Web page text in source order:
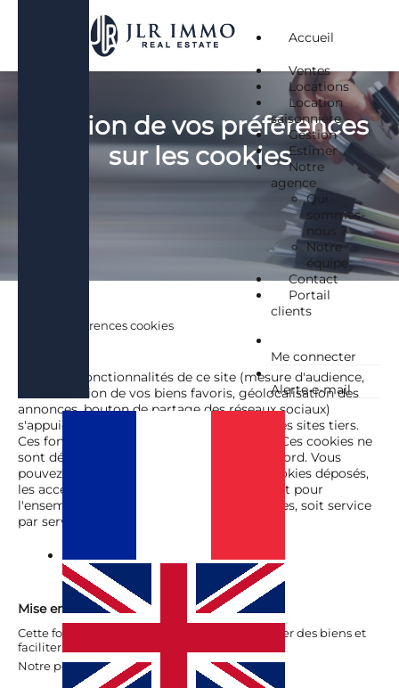
Accueil
Ventes
Locations
Location
saisonnière
Gestion
Estimer
Notre
agence
Qui
sommes-
nous ?
Notre
équipe
Contact
Portail
clients
Me connecter
Alerte e-mail
Gestion de vos préférences
sur les cookies
Préférences cookies
Certaines fonctionnalités de ce site (mesure d'audience,
mémorisation de vos biens favoris, géolocalisation des
annonces, bouton de partage des réseaux sociaux)
s'appuient sur des services proposés par des sites tiers.
Ces fonctionnalités déposent des cookies. Ces cookies ne
sont déposés que si vous donnez votre accord. Vous
pouvez vous informer sur la nature des cookies déposés,
les accepter ou les refuser soit globalement pour
l'ensemble du site et l'ensemble des services, soit service
par service.
Mise en favoris des biens
Cette fonctionnalité vous permet de mémoriser des biens et
faciliter vos recherches.
Notre politique de confidentialité